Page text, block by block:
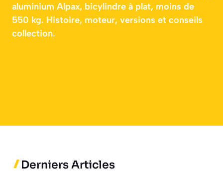
aluminium Alpax, bicylindre à plat, moins de
550 kg. Histoire, moteur, versions et conseils
collection.
Derniers Articles